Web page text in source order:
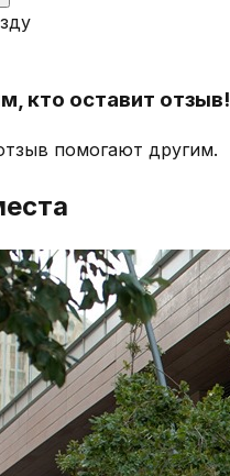
кто оставит отзыв!
помогают другим.